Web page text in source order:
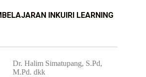
INKUIRI LEARNING
Dr. Halim Simatupang, S.Pd,
M.Pd. dkk